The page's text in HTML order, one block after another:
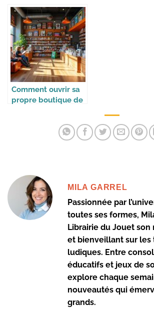
années 90
Comment ouvrir sa
propre boutique de
MILA GARREL
Passionnée par
toutes ses formes,
Librairie du Jouet son
et bienveillant sur les
ludiques. Entre
éducatifs et jeux de
explore chaque
nouveautés qui
grands.